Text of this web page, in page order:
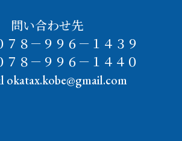
問い合わせ先
７８－９９６－１４３９
７８－９９６－１４４０
okatax.kobe@gmail.com